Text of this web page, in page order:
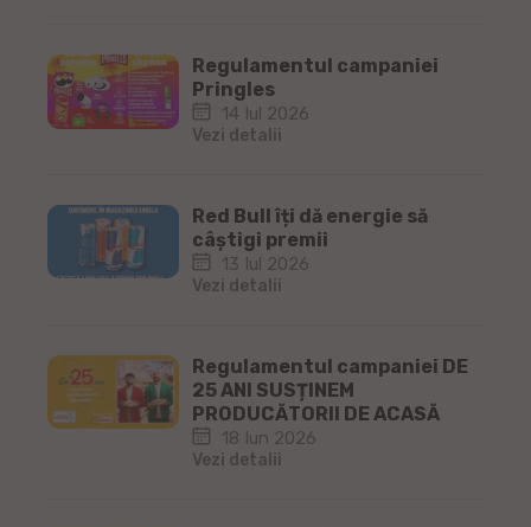
Regulamentul campaniei
Pringles
14 Iul 2026
Vezi detalii
Red Bull îți dă energie să
câștigi premii
13 Iul 2026
Vezi detalii
Regulamentul campaniei DE
25 ANI SUSȚINEM
PRODUCĂTORII DE ACASĂ
18 Iun 2026
Vezi detalii